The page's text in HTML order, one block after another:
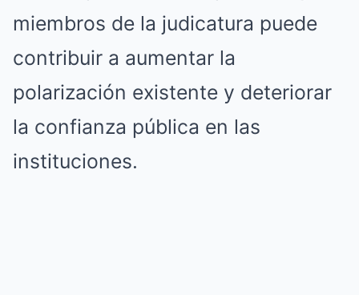
miembros de la judicatura puede
contribuir a aumentar la
polarización existente y deteriorar
la confianza pública en las
instituciones.